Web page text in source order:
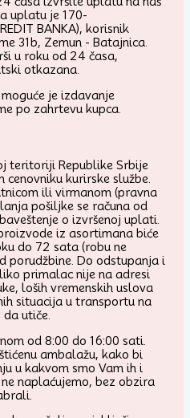
uplatu je 170-
BANKA), korisnik
31b, Zemun - Batajnica.
u roku od 24 časa,
otkazana.
je izdavanje
po zahrtevu kupca.
teritoriji Republike Srbije
cenovniku kurirske službe.
ili virmanom (pravna
pošiljke se računa od
o izvršenoj uplati.
iz asortimana biće
do 72 sata (robu ne
porudžbine. Do odstupanja i
primalac nije na adresi
loših vremenskih uslova
situacija u transportu na
utiče.
od 8:00 do 16:00 sati.
ambalažu, kako bi
u kakvom smo Vam ih i
naplaćujemo, bez obzira